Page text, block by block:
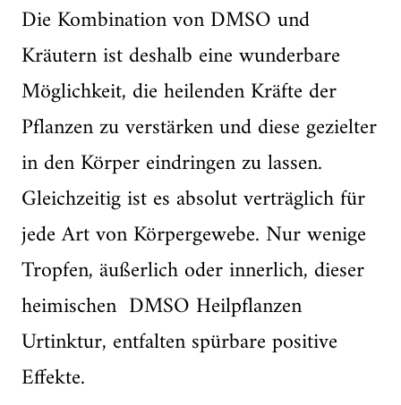
Die Kombination von DMSO und
Kräutern ist deshalb eine wunderbare
Möglichkeit, die heilenden Kräfte der
Pflanzen zu verstärken und diese gezielter
in den Körper eindringen zu lassen.
Gleichzeitig ist es absolut verträglich für
jede Art von Körpergewebe. Nur wenige
Tropfen, äußerlich oder innerlich, dieser
heimischen DMSO Heilpflanzen
Urtinktur, entfalten spürbare positive
Effekte.